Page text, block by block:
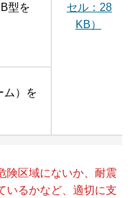
セル：28
KB）
型を
ム）を
険区域にないか、耐震
いるかなど、適切に支